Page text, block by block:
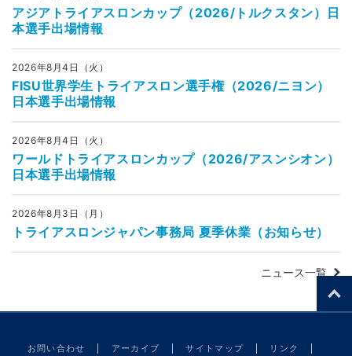
アジアトライアスロンカップ（2026/トルクスタン）日
本選手出場情報
2026年8月4日（火）
FISU世界学生トライアスロン選手権（2026/ニヨン）
日本選手出場情報
2026年8月4日（火）
ワールドトライアスロンカップ（2026/アスンシオン）
日本選手出場情報
2026年8月3日（月）
トライアスロンジャパン事務局 夏季休業（お知らせ）
ニュース一覧
お問い合わせ アーカイブ サイトマップ リンク